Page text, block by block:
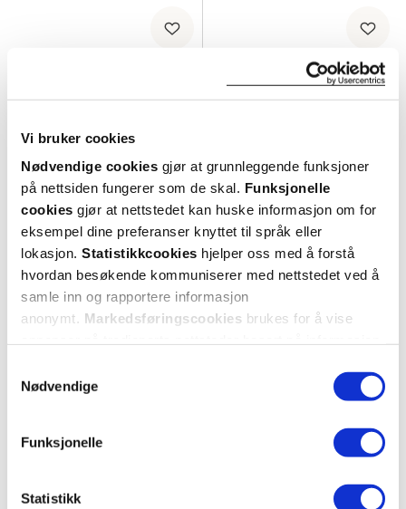
Vi bruker cookies
Nødvendige cookies gjør at grunnleggende funksjoner
på nettsiden fungerer som de skal. Funksjonelle
cookies gjør at nettstedet kan huske informasjon om for
eksempel dine preferanser knyttet til språk eller
lokasjon. Statistikkcookies hjelper oss med å forstå
hvordan besøkende kommuniserer med nettstedet ved å
samle inn og rapportere informasjon
anonymt. Markedsføringscookies brukes for å vise
Nødvendige
Funksjonelle
Statistikk
Life Norge
Enkeltmannspakke
12 x 12 cm, 1 stk.
59,-
Elastomull
Høyelastisk gasbind
8 cm x 4 m, 1 stk.